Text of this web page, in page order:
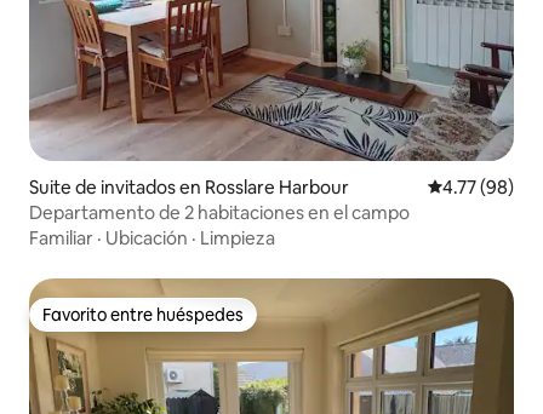
Suite de invitados en Rosslare Harbour Calificación
4.77 (98)
Departamento de 2 habitaciones en el campo
Familiar · Ubicación · Limpieza
Favorito entre huéspedes
Favorito entre huéspedes